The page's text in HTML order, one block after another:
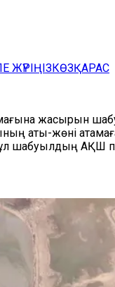
ЖҮРІҢІЗКӨЗҚАРАС
жасырын
аты-жөні
шабуылдың АҚШ